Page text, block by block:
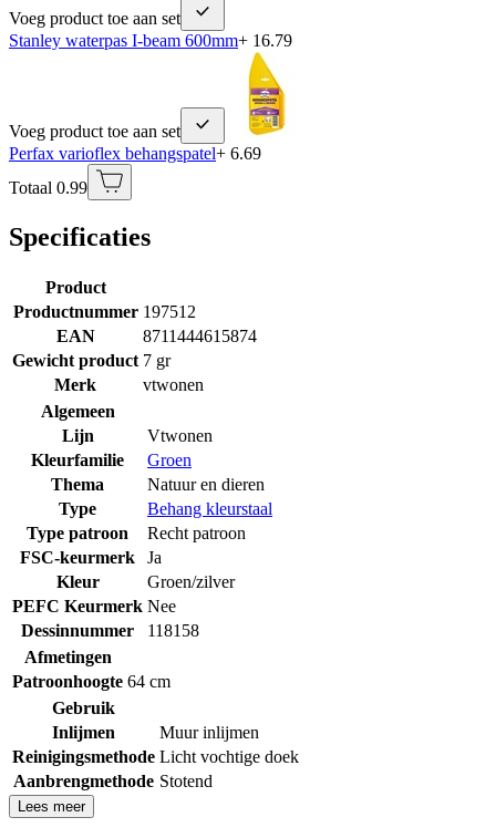
Voeg product toe aan set
Stanley waterpas I-beam 600mm+ 16.79
Voeg product toe aan set
Perfax varioflex behangspatel+ 6.69
Totaal 0.99
Specificaties
Product
Productnummer 197512
EAN
8711444615874
Gewicht product 7 gr
Merk
vtwonen
Algemeen
Lijn
Vtwonen
Kleurfamilie
Groen
Thema
Natuur en dieren
Type
Behang kleurstaal
Type patroon
Recht patroon
FSC-keurmerk
Ja
Kleur
Groen/zilver
PEFC Keurmerk Nee
Dessinnummer
118158
Afmetingen
Patroonhoogte 64 cm
Gebruik
Inlijmen
Muur inlijmen
Reinigingsmethode Licht vochtige doek
Aanbrengmethode Stotend
Lees meer